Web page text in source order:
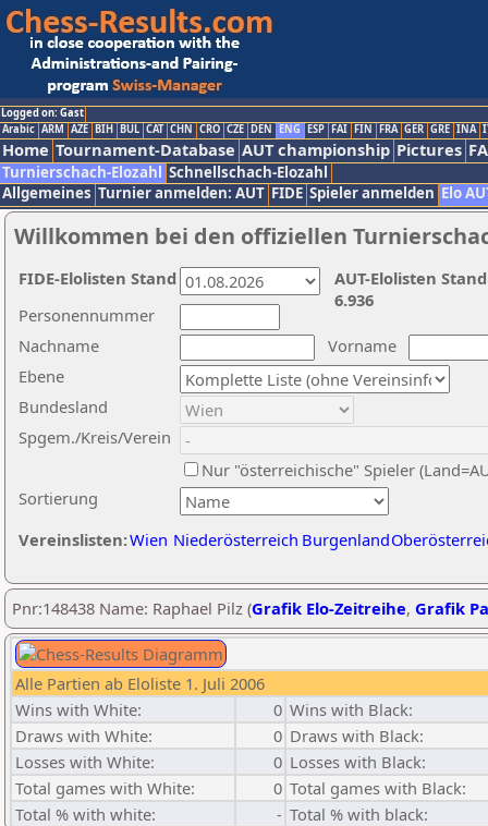
Logged on: Gast
Arabic ARM AZE BIH BUL CAT CHN CRO CZE DEN ENG ESP FAI FIN FRA GER GRE INA
Home Tournament-Database AUT championship Pictures
Turnierschach-Elozahl Schnellschach-Elozahl
Allgemeines Turnier anmelden: AUT FIDE Spieler anmelden Elo
Willkommen bei den offiziellen
Nachname
Vorname
Ebene
Sortierung
Personennummer
Bundesland
Spgem./Kreis/Verein
Nur "österreichische" Spieler
Vereinslisten:Wien Niederösterreich Burgenland
AUT-Elolisten
6.936
FIDE-Elolisten Stand
Pnr:148438 Name: Raphael Pilz (Grafik Elo-Zeitreihe, Grafik
Alle Partien ab Eloliste 1. Juli 2006
Wins with White:
0 Wins with Black:
Draws with White:
0 Draws with Black:
Losses with White:
0 Losses with Black:
Total games with White:
0 Total games with Black:
Total % with white:
- Total % with black: